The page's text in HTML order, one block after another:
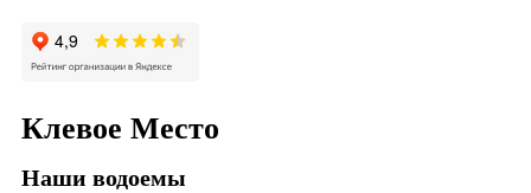
Клевое Место
Наши водоемы